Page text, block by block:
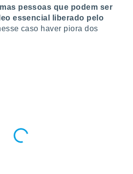
pessoas que podem ser
essencial liberado pelo
caso haver piora dos